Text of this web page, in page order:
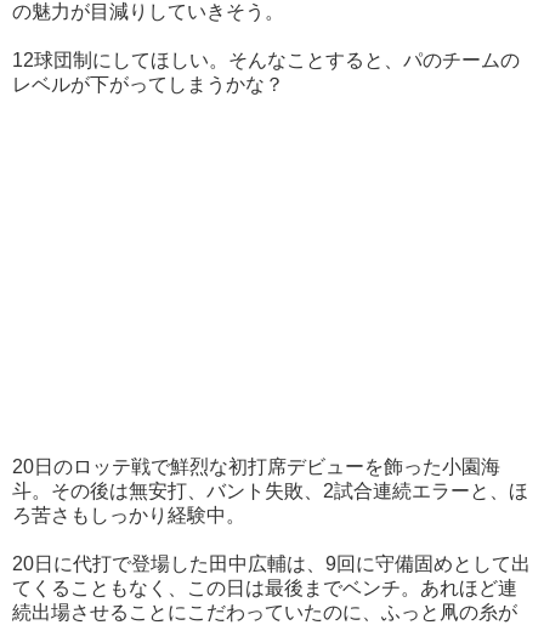
の魅力が目減りしていきそう。
12球団制にしてほしい。そんなことすると、パのチームの
レベルが下がってしまうかな？
20日のロッテ戦で鮮烈な初打席デビューを飾った小園海
斗。その後は無安打、バント失敗、2試合連続エラーと、ほ
ろ苦さもしっかり経験中。
20日に代打で登場した田中広輔は、9回に守備固めとして出
てくることもなく、この日は最後までベンチ。あれほど連
続出場させることにこだわっていたのに、ふっと凧の糸が